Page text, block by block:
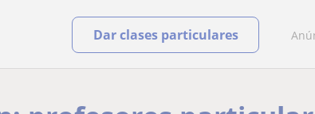
Dar clases particulares